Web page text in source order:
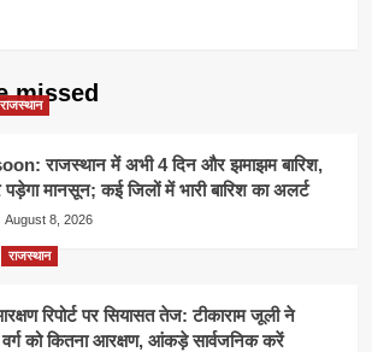
missed
राजस्थान
राजस्थान में अभी 4 दिन और झमाझम बारिश,
मानसून; कई जिलों में भारी बारिश का अलर्ट
August 8, 2026
राजस्थान
रिपोर्ट पर सियासत तेज: टीकाराम जूली ने
को कितना आरक्षण, आंकड़े सार्वजनिक करें